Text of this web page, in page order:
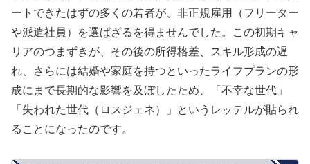
ートできたはずの多くの若者が、非正規雇用（フリーター
や派遣社員）を選ばざるを得ませんでした。この初期キャ
リアのつまずきが、その後の所得格差、スキル形成の遅
れ、さらには結婚や家庭を持つといったライフプランの形
成にまで長期的な影響を及ぼしたため、「不幸な世代」
「失われた世代（ロスジェネ）」というレッテルが貼られ
ることになったのです。